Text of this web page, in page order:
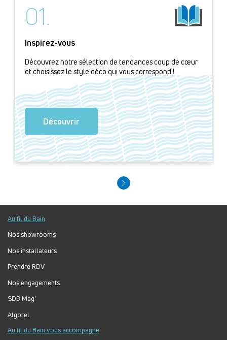
01.
Inspirez-vous
Découvrez notre sélection de tendances coup de cœur
et choisissez le style déco qui vous correspond !
Découvrir
Au fil du Bain
Nos showrooms
Nos installateurs
Prendre RDV
Nos engagements
SDB Mag'
Algorel
Au fil du Bain vous accompagne